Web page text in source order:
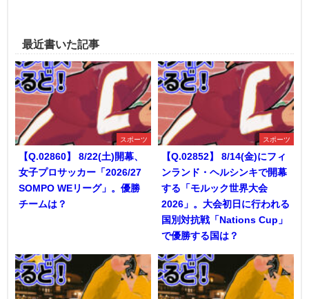
最近書いた記事
スポーツ
【Q.02860】 8/22(土)開幕、
女子プロサッカー「2026/27
SOMPO WEリーグ」。優勝
チームは？
スポーツ
【Q.02852】 8/14(金)にフィ
ンランド・ヘルシンキで開幕
する「モルック世界大会
2026」。大会初日に行われる
国別対抗戦「Nations Cup」
で優勝する国は？